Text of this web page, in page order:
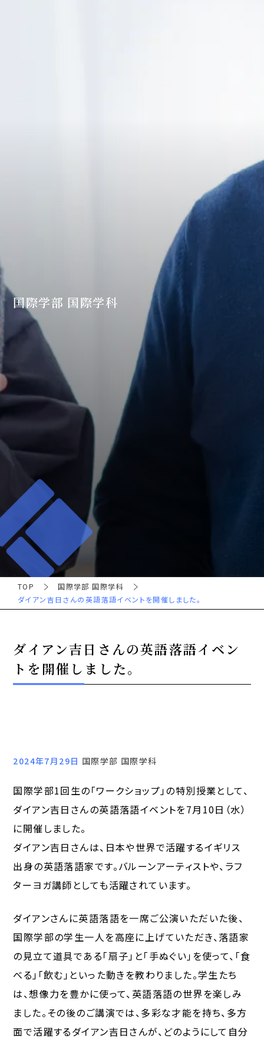
国際学部 国際学科
TOP
国際学部 国際学科
ダイアン吉日さんの英語落語イベントを開催しました。
ダイアン吉日さんの英語落語イベン
トを開催しました。
2024年7月29日 国際学部 国際学科
国際学部1回生の「ワークショップ」の特別授業として、
ダイアン吉日さんの英語落語イベントを7月10日（水）
に開催しました。
ダイアン吉日さんは、日本や世界で活躍するイギリス
出身の英語落語家です。バルーンアーティストや、ラフ
ターヨガ講師としても活躍されています。
ダイアンさんに英語落語を一席ご公演いただいた後、
国際学部の学生一人を高座に上げていただき、落語家
の見立て道具である「扇子」と「手ぬぐい」を使って、「食
べる」「飲む」といった動きを教わりました。学生たち
は、想像力を豊かに使って、英語落語の世界を楽しみ
ました。その後のご講演では、多彩な才能を持ち、多方
面で活躍するダイアン吉日さんが、どのようにして自分